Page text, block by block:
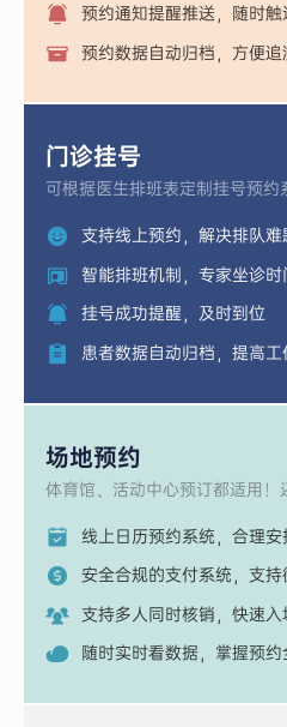
预约通知提醒推送，随时触
预约数据自动归档，方便
门诊挂号
可根据医生排班表定制挂号预
支持线上预约，解决排队难
智能排班机制，专家坐诊时
挂号成功提醒，及时到位
患者数据自动归档，提高
场地预约
体育馆、活动中心预订都适用！
线上日历预约系统，合理
安全合规的支付系统，支
支持多人同时核销，快速入
随时实时看数据，掌握预约